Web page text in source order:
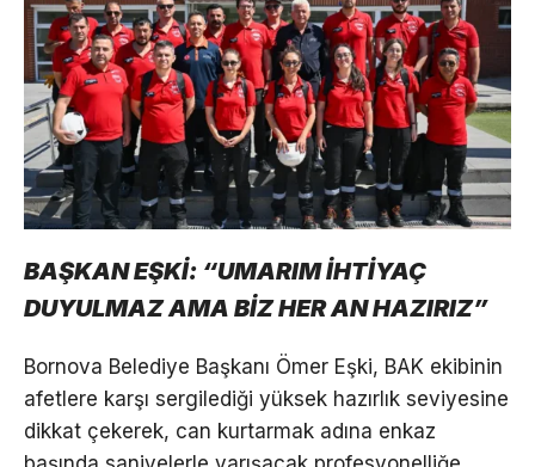
BAŞKAN EŞKİ: “UMARIM İHTİYAÇ
DUYULMAZ AMA BİZ HER AN HAZIRIZ”
Bornova Belediye Başkanı Ömer Eşki, BAK ekibinin
afetlere karşı sergilediği yüksek hazırlık seviyesine
dikkat çekerek, can kurtarmak adına enkaz